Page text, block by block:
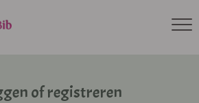
of registreren